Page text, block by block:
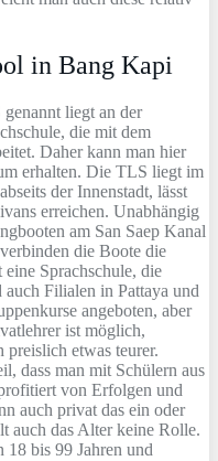
in Bang Kapi
liegt an der
die mit dem
Daher kann man hier
erhalten. Die TLS liegt im
der Innenstadt, lässt
erreichen. Unabhängig
am San Saep Kanal
die Boote die
Sprachschule, die
auch Filialen in Pattaya und
angeboten, aber
ist möglich,
etwas teurer.
dass man mit Schülern aus
von Erfolgen und
auch privat das ein oder
auch das Alter keine Rolle.
18 bis 99 Jahren und